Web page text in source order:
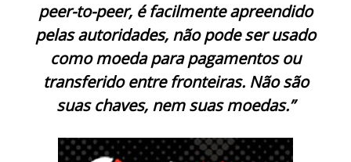
peer-to-peer, é facilmente apreendido
pelas autoridades, não pode ser usado
como moeda para pagamentos ou
transferido entre fronteiras. Não são
suas chaves, nem suas moedas.”